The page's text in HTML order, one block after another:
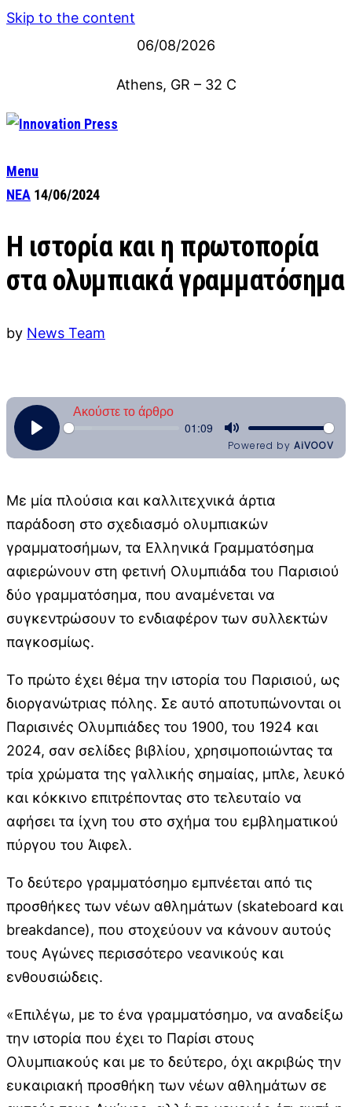
Skip to the content
06/08/2026
Athens, GR – 32 C
Menu
ΝΕΑ 14/06/2024
Η ιστορία και η πρωτοπορία
στα ολυμπιακά γραμματόσημα
by News Team
Με μία πλούσια και καλλιτεχνικά άρτια
παράδοση στο σχεδιασμό ολυμπιακών
γραμματοσήμων, τα Ελληνικά Γραμματόσημα
αφιερώνουν στη φετινή Ολυμπιάδα του Παρισιού
δύο γραμματόσημα, που αναμένεται να
συγκεντρώσουν το ενδιαφέρον των συλλεκτών
παγκοσμίως.
Το πρώτο έχει θέμα την ιστορία του Παρισιού, ως
διοργανώτριας πόλης. Σε αυτό αποτυπώνονται οι
Παρισινές Ολυμπιάδες του 1900, του 1924 και
2024, σαν σελίδες βιβλίου, χρησιμοποιώντας τα
τρία χρώματα της γαλλικής σημαίας, μπλε, λευκό
και κόκκινο επιτρέποντας στο τελευταίο να
αφήσει τα ίχνη του στο σχήμα του εμβληματικού
πύργου του Άιφελ.
Το δεύτερο γραμματόσημο εμπνέεται από τις
προσθήκες των νέων αθλημάτων (skateboard και
breakdance), που στοχεύουν να κάνουν αυτούς
τους Αγώνες περισσότερο νεανικούς και
ενθουσιώδεις.
«Επιλέγω, με το ένα γραμματόσημο, να αναδείξω
την ιστορία που έχει το Παρίσι στους
Ολυμπιακούς και με το δεύτερο, όχι ακριβώς την
ευκαιριακή προσθήκη των νέων αθλημάτων σε